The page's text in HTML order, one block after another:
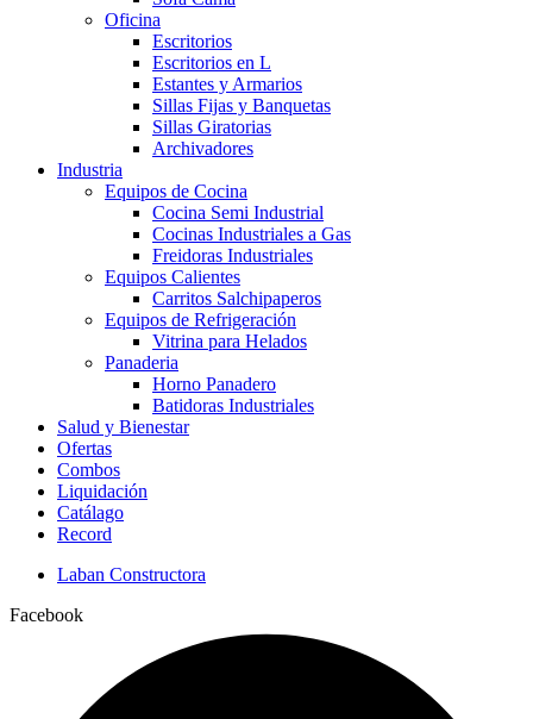
Oficina
Escritorios
Escritorios en L
Estantes y Armarios
Sillas Fijas y Banquetas
Sillas Giratorias
Archivadores
Industria
Equipos de Cocina
Cocina Semi Industrial
Cocinas Industriales a Gas
Freidoras Industriales
Equipos Calientes
Carritos Salchipaperos
Equipos de Refrigeración
Vitrina para Helados
Panaderia
Horno Panadero
Batidoras Industriales
Salud y Bienestar
Ofertas
Combos
Liquidación
Catálago
Record
Laban Constructora
Facebook